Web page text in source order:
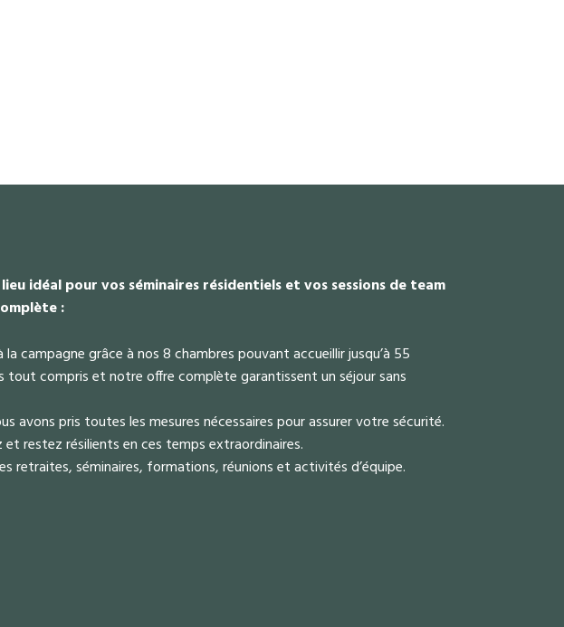
idéal pour vos séminaires résidentiels et vos sessions de team
:
la campagne grâce à nos 8 chambres pouvant accueillir jusqu’à 55
tout compris et notre offre complète garantissent un séjour sans
avons pris toutes les mesures nécessaires pour assurer votre sécurité.
et restez résilients en ces temps extraordinaires.
retraites, séminaires, formations, réunions et activités d’équipe.